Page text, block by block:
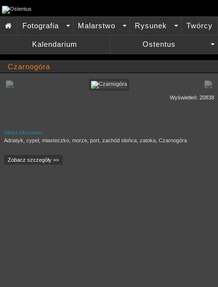

Fotografia
Malarstwo
Rysunek Twórcy
Kalendarium
+
Ostentus
Czarnogóra
Wyświetleń: 20838
Słowa kluczowe:
Adriatyk cypel miasteczko morze port zachód słońca zatoka Czarnogóra
Zobacz szczegóły >>